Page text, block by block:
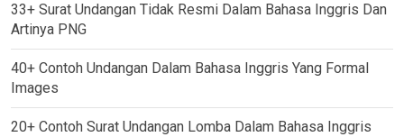
33+ Surat Undangan Tidak Resmi Dalam Bahasa Inggris Dan
Artinya PNG
40+ Contoh Undangan Dalam Bahasa Inggris Yang Formal
Images
20+ Contoh Surat Undangan Lomba Dalam Bahasa Inggris